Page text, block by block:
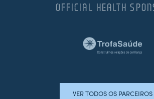
OFFICIAL HEALTH
VER TODOS OS PARCEIROS